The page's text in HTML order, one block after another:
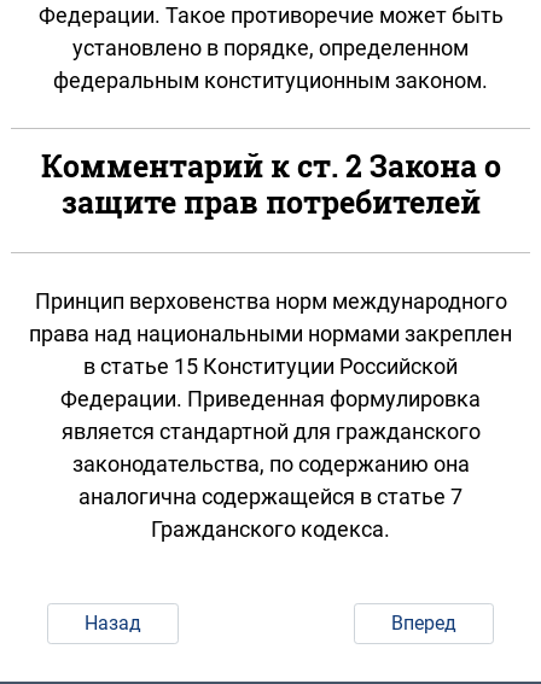
Федерации. Такое противоречие может быть
установлено в порядке, определенном
федеральным конституционным законом.
Комментарий к ст. 2 Закона о
защите прав потребителей
Принцип верховенства норм международного
права над национальными нормами закреплен
в статье 15 Конституции Российской
Федерации. Приведенная формулировка
является стандартной для гражданского
законодательства, по содержанию она
аналогична содержащейся в статье 7
Гражданского кодекса.
Назад Вперед